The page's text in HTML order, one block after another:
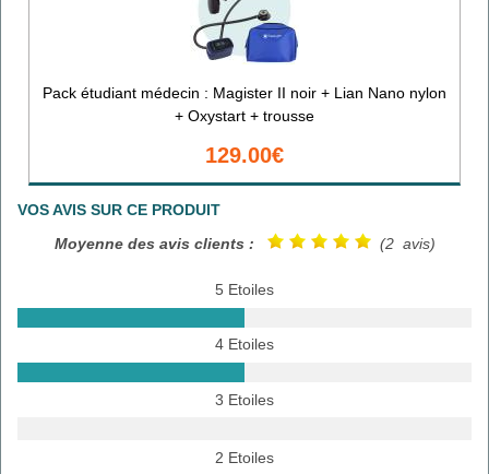
Pack étudiant médecin : Magister II noir + Lian Nano nylon
+ Oxystart + trousse
129.00€
VOS AVIS SUR CE PRODUIT
Moyenne des avis clients :
(2 avis)
5 Etoiles
4 Etoiles
3 Etoiles
2 Etoiles